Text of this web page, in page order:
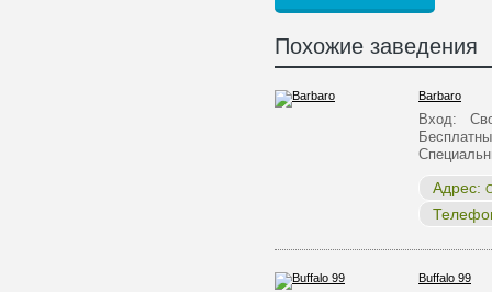
Похожие заведения
Barbaro
Вход:
Адрес:
Buffalo 99